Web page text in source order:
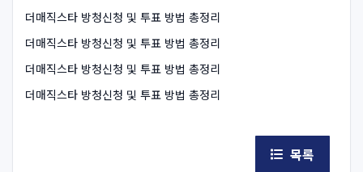
더매직스타 방청신청 및 투표 방법 총정리
더매직스타 방청신청 및 투표 방법 총정리
더매직스타 방청신청 및 투표 방법 총정리
더매직스타 방청신청 및 투표 방법 총정리
목록